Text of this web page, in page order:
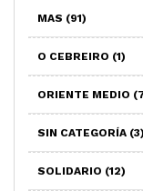
MAS (91)
O CEBREIRO (1)
ORIENTE MEDIO
SIN CATEGORÍA (3)
SOLIDARIO (12)